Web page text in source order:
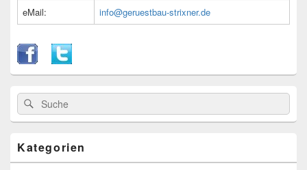
eMail:
info@geruestbau-strixner.de
Suche
nach:
Suche
Kategorien